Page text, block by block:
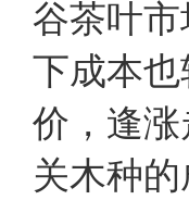
谷茶叶
下成本
价，逢
关木种的